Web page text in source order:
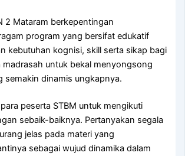
2 Mataram berkepentingan
program yang bersifat edukatif
kebutuhan kognisi, skill serta sikap bagi
madrasah untuk bekal menyongsong
semakin dinamis ungkapnya.
peserta STBM untuk mengikuti
sebaik-baiknya. Pertanyakan segala
jelas pada materi yang
sebagai wujud dinamika dalam